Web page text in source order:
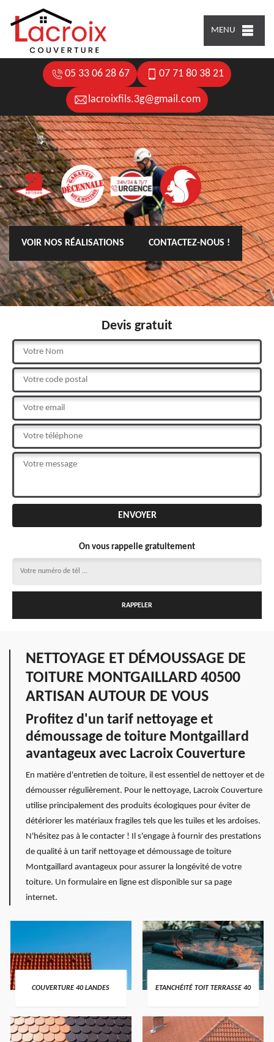
MENU
05 33 06 28 67 07 71 80 38 21
lacroixfils.3g@gmail.com
VOIR NOS RÉALISATIONS CONTACTEZ-NOUS !
Devis gratuit
On vous rappelle gratuitement
NETTOYAGE ET DÉMOUSSAGE DE
TOITURE MONTGAILLARD 40500
ARTISAN AUTOUR DE VOUS
Profitez d'un tarif nettoyage et
démoussage de toiture Montgaillard
avantageux avec Lacroix Couverture
En matière d'entretien de toiture, il est essentiel de nettoyer et de
démousser régulièrement. Pour le nettoyage, Lacroix Couverture
utilise principalement des produits écologiques pour éviter de
détériorer les matériaux fragiles tels que les tuiles et les ardoises.
N'hésitez pas à le contacter ! Il s'engage à fournir des prestations
de qualité à un tarif nettoyage et démoussage de toiture
Montgaillard avantageux pour assurer la longévité de votre
toiture. Un formulaire en ligne est disponible sur sa page
internet.
COUVERTURE 40 LANDES ETANCHÉITÉ TOIT TERRASSE 40